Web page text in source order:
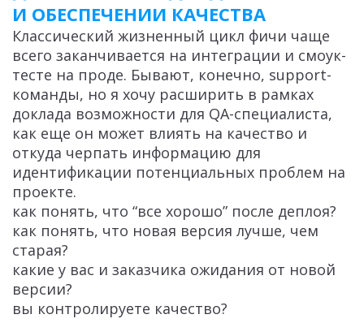
И ОБЕСПЕЧЕНИИ КАЧЕСТВА
Классический жизненный цикл фичи чаще
всего заканчивается на интеграции и смоук-
тесте на проде. Бывают, конечно, support-
команды, но я хочу расширить в рамках
доклада возможности для QA-специалиста,
как еще он может влиять на качество и
откуда черпать информацию для
идентификации потенциальных проблем на
проекте.
как понять, что “все хорошо” после деплоя?
как понять, что новая версия лучше, чем
старая?
какие у вас и заказчика ожидания от новой
версии?
вы контролируете качество?